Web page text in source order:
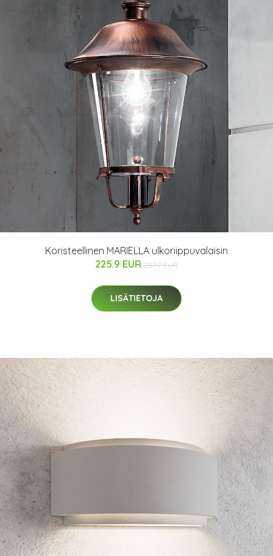
Koristeellinen MARIELLA ulkoriippuvalaisin
225.9 EUR 237.9 EUR
LISÄTIETOJA